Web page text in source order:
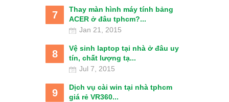
7
Thay màn hình máy tính bảng
ACER ở đâu tphcm?...
Jan 21, 2015
8
Vệ sinh laptop tại nhà ở đâu uy
tín, chất lượng tạ...
Jul 7, 2015
9
Dịch vụ cài win tại nhà tphcm
giá rẻ VR360...